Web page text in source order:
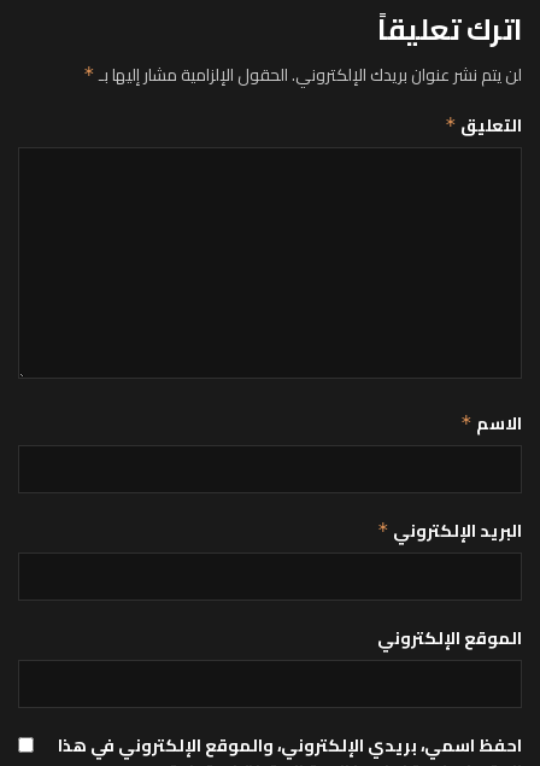
اترك تعليقاً
لن يتم نشر عنوان بريدك الإلكتروني.الحقول الإلزامية مشار إليها بـ*
التعليق *
الاسم *
البريد الإلكتروني *
الموقع الإلكتروني
احفظ اسمي، بريدي الإلكتروني، والموقع الإلكتروني في هذا